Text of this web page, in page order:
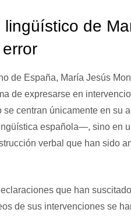
de
de España, María Jesús
de expresarse en
centran únicamente en su
española—, sino en
verbal que han sido
que han
de sus intervenciones se